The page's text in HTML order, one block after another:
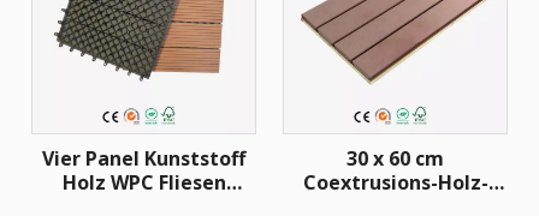
Vier Panel Kunststoff
Holz WPC Fliesen
30 x 60 cm
Coextrusions-Holz-